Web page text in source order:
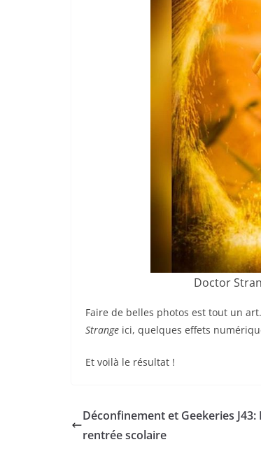
Doctor
Faire de belles photos est tout un
Strange ici, quelques effets
Et voilà le résultat !
Déconfinement et Geekeries J43:
rentrée scolaire